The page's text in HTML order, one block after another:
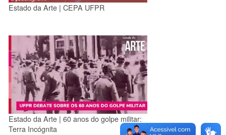
Estado da Arte | CEPA UFPR
Estado da Arte | 60 anos do golpe militar:
Terra Incógnita